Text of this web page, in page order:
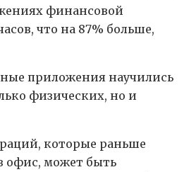
финансовой
что на 87% больше,
приложения научились
физических, но и
которые раньше
офис, может быть